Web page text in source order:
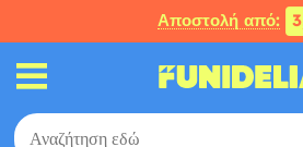
Αποστολή από: